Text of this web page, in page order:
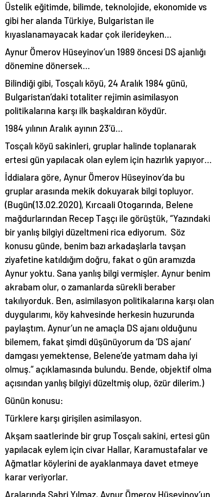
Üstelik eğitimde, bilimde, teknolojide, ekonomide vs
gibi her alanda Türkiye, Bulgaristan ile
kıyaslanamayacak kadar çok ilerideyken…
Aynur Ömerov Hüseyinov’un 1989 öncesi DS ajanlığı
dönemine dönersek…
Bilindiği gibi, Tosçalı köyü, 24 Aralık 1984 günü,
Bulgaristan’daki totaliter rejimin asimilasyon
politikalarına karşı ilk başkaldıran köydür.
1984 yılının Aralık ayının 23’ü…
Tosçalı köyü sakinleri, gruplar halinde toplanarak
ertesi gün yapılacak olan eylem için hazırlık yapıyor…
İddialara göre, Aynur Ömerov Hüseyinov’da bu
gruplar arasında mekik dokuyarak bilgi topluyor.
(Bugün(13.02.2020), Kırcaali Otogarında, Belene
mağdurlarından Recep Taşçı ile görüştük, “Yazındaki
bir yanlış bilgiyi düzeltmeni rica ediyorum. Söz
konusu günde, benim bazı arkadaşlarla tavşan
ziyafetine katıldığım doğru, fakat o gün aramızda
Aynur yoktu. Sana yanlış bilgi vermişler. Aynur benim
akrabam olur, o zamanlarda sürekli beraber
takılıyorduk. Ben, asimilasyon politikalarına karşı olan
duygularımı, köy kahvesinde herkesin huzurunda
paylaştım. Aynur’un ne amaçla DS ajanı olduğunu
bilemem, fakat şimdi düşünüyorum da ‘DS ajanı’
damgası yemektense, Belene’de yatmam daha iyi
olmuş.” açıklamasında bulundu. Bende, objektif olma
açısından yanlış bilgiyi düzeltmiş olup, özür dilerim.)
Günün konusu:
Türklere karşı girişilen asimilasyon.
Akşam saatlerinde bir grup Tosçalı sakini, ertesi gün
yapılacak eylem için civar Hallar, Karamustafalar ve
Ağmatlar köylerini de ayaklanmaya davet etmeye
karar veriyorlar.
Aralarında Sabri Yılmaz, Aynur Ömerov Hüseyinov’un